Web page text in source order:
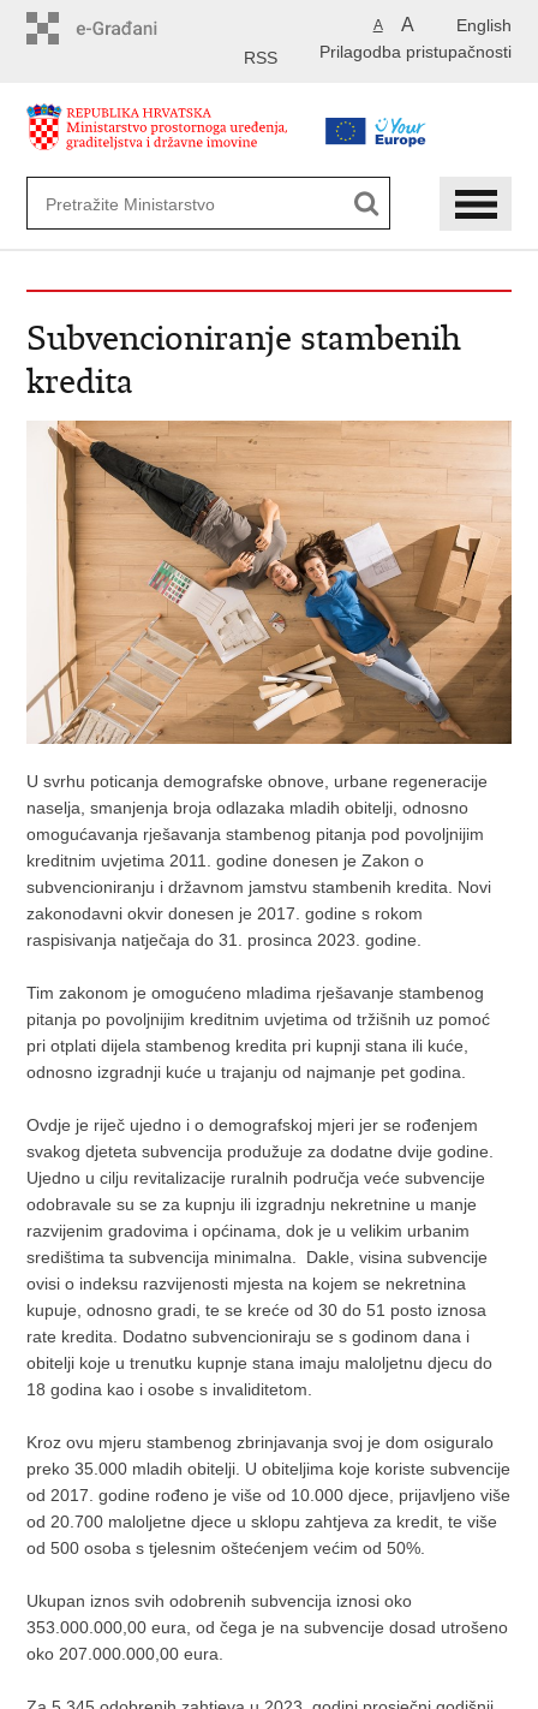
English
A A
Prilagodba pristupačnosti
RSS
Subvencioniranje stambenih
kredita
U svrhu poticanja demografske obnove, urbane regeneracije
naselja, smanjenja broja odlazaka mladih obitelji, odnosno
omogućavanja rješavanja stambenog pitanja pod povoljnijim
kreditnim uvjetima 2011. godine donesen je Zakon o
subvencioniranju i državnom jamstvu stambenih kredita. Novi
zakonodavni okvir donesen je 2017. godine s rokom
raspisivanja natječaja do 31. prosinca 2023. godine.
Tim zakonom je omogućeno mladima rješavanje stambenog
pitanja po povoljnijim kreditnim uvjetima od tržišnih uz pomoć
pri otplati dijela stambenog kredita pri kupnji stana ili kuće,
odnosno izgradnji kuće u trajanju od najmanje pet godina.
Ovdje je riječ ujedno i o demografskoj mjeri jer se rođenjem
svakog djeteta subvencija produžuje za dodatne dvije godine.
Ujedno u cilju revitalizacije ruralnih područja veće subvencije
odobravale su se za kupnju ili izgradnju nekretnine u manje
razvijenim gradovima i općinama, dok je u velikim urbanim
središtima ta subvencija minimalna. Dakle, visina subvencije
ovisi o indeksu razvijenosti mjesta na kojem se nekretnina
kupuje, odnosno gradi, te se kreće od 30 do 51 posto iznosa
rate kredita. Dodatno subvencioniraju se s godinom dana i
obitelji koje u trenutku kupnje stana imaju maloljetnu djecu do
18 godina kao i osobe s invaliditetom.
Kroz ovu mjeru stambenog zbrinjavanja svoj je dom osiguralo
preko 35.000 mladih obitelji. U obiteljima koje koriste subvencije
od 2017. godine rođeno je više od 10.000 djece, prijavljeno više
od 20.700 maloljetne djece u sklopu zahtjeva za kredit, te više
od 500 osoba s tjelesnim oštećenjem većim od 50%.
Ukupan iznos svih odobrenih subvencija iznosi oko
353.000.000,00 eura, od čega je na subvencije dosad utrošeno
oko 207.000.000,00 eura.